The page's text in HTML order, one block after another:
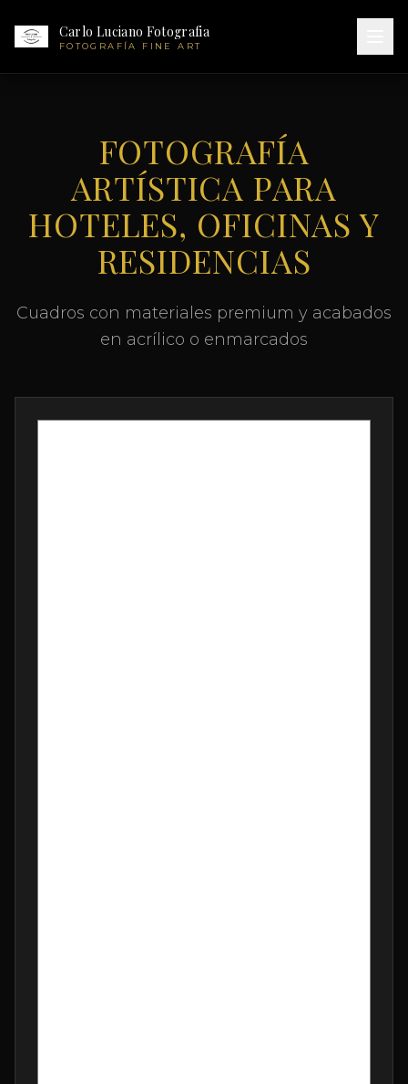
Carlo Luciano Fotografia
FOTOGRAFÍA FINE ART
FOTOGRAFÍA
ARTÍSTICA PARA
HOTELES, OFICINAS Y
RESIDENCIAS
Cuadros con materiales premium y acabados
en acrílico o enmarcados